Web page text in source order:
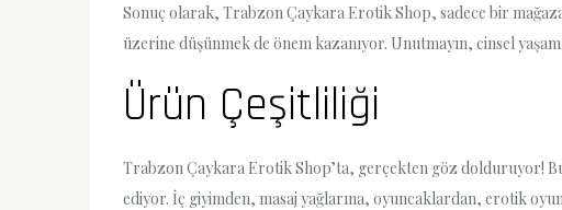
Sonuç olarak, Trabzon Çaykara Erotik Shop, sadece bir
üzerine düşünmek de önem kazanıyor. Unutmayın, cinsel
Ürün Çeşitliliği
Trabzon Çaykara Erotik Shop’ta, gerçekten göz dolduruyor!
ediyor. İç giyimden, masaj yağlarına, oyuncaklardan, erotik